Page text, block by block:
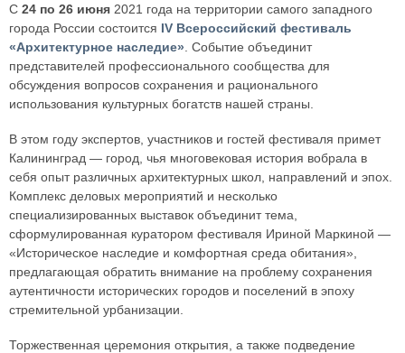
С 24 по 26 июня 2021 года на территории самого западного
города России состоится IV Всероссийский фестиваль
«Архитектурное наследие» . Событие объединит
представителей профессионального сообщества для
обсуждения вопросов сохранения и рационального
использования культурных богатств нашей страны.
В этом году экспертов, участников и гостей фестиваля примет
Калининград — город, чья многовековая история вобрала в
себя опыт различных архитектурных школ, направлений и эпох.
Комплекс деловых мероприятий и несколько
специализированных выставок объединит тема,
сформулированная куратором фестиваля Ириной Маркиной —
«Историческое наследие и комфортная среда обитания»,
предлагающая обратить внимание на проблему сохранения
аутентичности исторических городов и поселений в эпоху
стремительной урбанизации.
Торжественная церемония открытия, а также подведение